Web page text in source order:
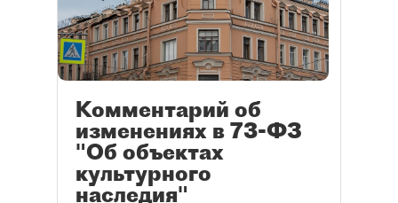
Комментарий об
изменениях в 73-ФЗ
"Об объектах
культурного
наследия"